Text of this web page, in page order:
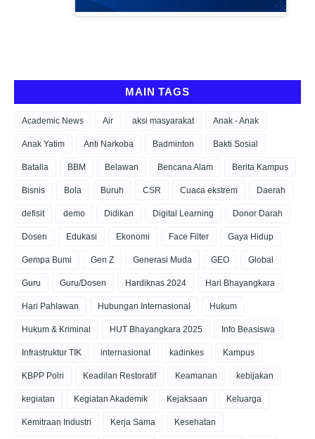
MAIN TAGS
Academic News Air aksi masyarakat Anak - Anak
Anak Yatim Anti Narkoba Badminton Bakti Sosial
Batalla BBM Belawan Bencana Alam Berita Kampus
Bisnis Bola Buruh CSR Cuaca ekstrem Daerah
defisit demo Didikan Digital Learning Donor Darah
Dosen Edukasi Ekonomi Face Filter Gaya Hidup
Gempa Bumi Gen Z Generasi Muda GEO Global
Guru Guru/Dosen Hardiknas 2024 Hari Bhayangkara
Hari Pahlawan Hubungan Internasional Hukum
Hukum & Kriminal HUT Bhayangkara 2025 Info Beasiswa
Infrastruktur TIK internasional kadinkes Kampus
KBPP Polri Keadilan Restoratif Keamanan kebijakan
kegiatan Kegiatan Akademik Kejaksaan Keluarga
Kemitraan Industri Kerja Sama Kesehatan